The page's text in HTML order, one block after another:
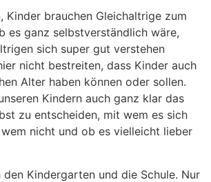
Kinder brauchen Gleichaltrige zum
es ganz selbstverständlich wäre,
sich super gut verstehen
nicht bestreiten, dass Kinder auch
Alter haben können oder sollen.
Kindern auch ganz klar das
zu entscheiden, mit wem es sich
nicht und ob es vielleicht lieber
Kindergarten und die Schule. Nur